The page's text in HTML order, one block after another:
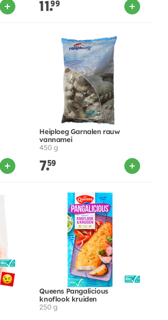
11.99
Heiploeg Garnalen rauw
vannamei
450 g
7.59
Queens Pangalicious
knoflook kruiden
250 g